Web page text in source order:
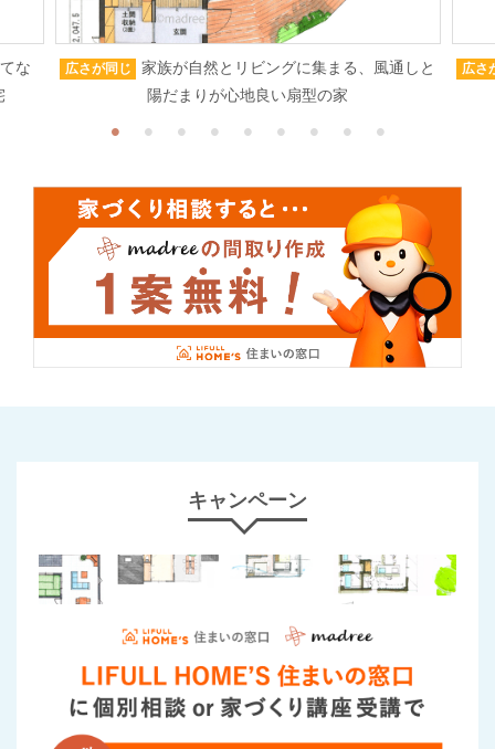
な
広さが同じ
家族が自然とリビングに集まる、風通しと
陽だまりが心地良い扇型の家
広さ
キャンペーン